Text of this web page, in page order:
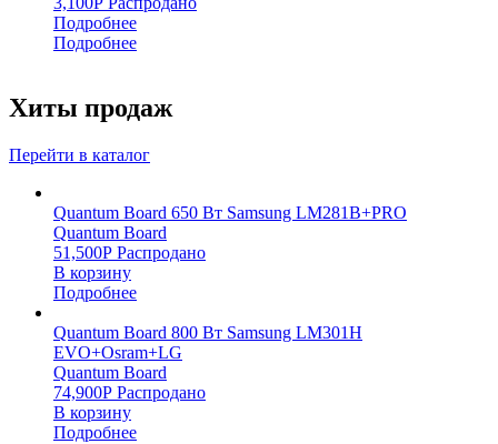
Подробнее
Подробнее
Хиты продаж
Перейти в каталог
Quantum Board 650 Вт Samsung LM281B+PRO
Quantum Board
51,500Р Распродано
В корзину
Подробнее
Quantum Board 800 Вт Samsung LM301H
EVO+Osram+LG
Quantum Board
74,900Р Распродано
В корзину
Подробнее